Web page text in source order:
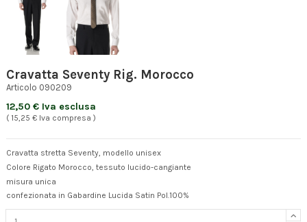
Cravatta Seventy Rig. Morocco
Articolo 090209
12,50 € Iva esclusa
( 15,25 € Iva compresa )
Cravatta stretta Seventy, modello unisex
Colore Rigato Morocco, tessuto lucido-cangiante
misura unica
confezionata in Gabardine Lucida Satin Pol.100%